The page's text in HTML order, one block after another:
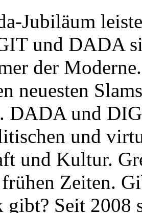
Jubiläum
und DADA
der
neuesten
DADA und
und
und Kultur.
Zeiten.
Seit 2008